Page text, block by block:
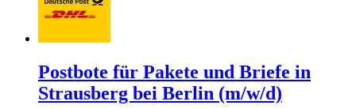
Postbote für Pakete und Briefe in
Strausberg bei Berlin (m/w/d)